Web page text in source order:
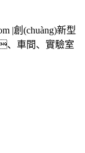
|創(chuàng)新型
車間、實驗室